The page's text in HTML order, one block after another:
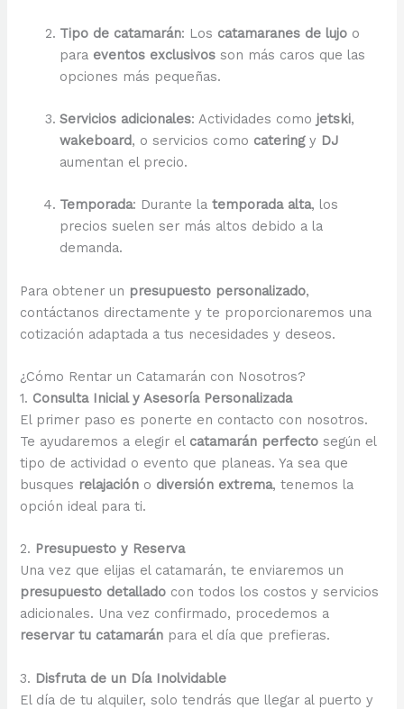
Tipo de catamarán: Los catamaranes de lujo o
para eventos exclusivos son más caros que las
opciones más pequeñas.
Servicios adicionales: Actividades como jetski,
wakeboard, o servicios como cateringy DJ
aumentan el precio.
Temporada: Durante latemporada alta, los
precios suelen ser más altos debido a la
demanda.
Para obtener un presupuesto personalizado,
contáctanos directamente y te proporcionaremos una
cotización adaptada a tus necesidades y deseos.
¿Cómo Rentar un Catamarán con Nosotros?
1. Consulta Inicial y Asesoría Personalizada
El primer paso es ponerte en contacto con nosotros.
Te ayudaremos a elegir el catamarán perfecto según el
tipo de actividad o evento que planeas. Ya sea que
busques relajación o diversión extrema, tenemos la
opción ideal para ti.
2. Presupuesto y Reserva
Una vez que elijas el catamarán, te enviaremos un
presupuesto detallado con todos los costos y servicios
adicionales. Una vez confirmado, procedemos a
reservar tu catamarán para el día que prefieras.
3. Disfruta de un Día Inolvidable
El día de tu alquiler, solo tendrás que llegar al puerto y